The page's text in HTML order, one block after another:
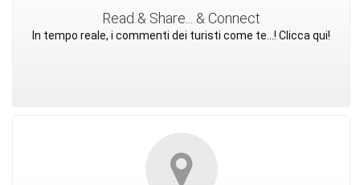
Read & Share... & Connect
In tempo reale, i commenti dei turisti come te...! Clicca qui!